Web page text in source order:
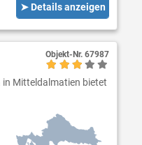
➤ Details anzeigen
in Mitteldalmatien bietet
Objekt-Nr. 67987